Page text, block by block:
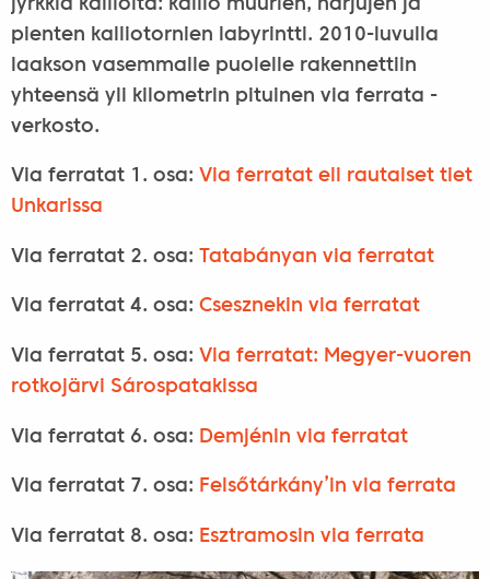
jyrkkiä kallioita: kallio muurien, harjujen ja
pienten kalliotornien labyrintti. 2010-luvulla
laakson vasemmalle puolelle rakennettiin
yhteensä yli kilometrin pituinen via ferrata -
verkosto.
Via ferratat 1. osa: Via ferratat eli rautaiset tiet
Unkarissa
Via ferratat 2. osa: Tatabányan via ferratat
Via ferratat 4. osa: Csesznekin via ferratat
Via ferratat 5. osa: Via ferratat: Megyer-vuoren
rotkojärvi Sárospatakissa
Via ferratat 6. osa: Demjénin via ferratat
Via ferratat 7. osa: Felsőtárkány’in via ferrata
Via ferratat 8. osa: Esztramosin via ferrata